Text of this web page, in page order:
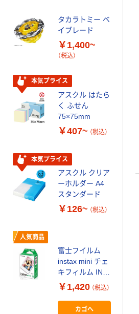
タカラトミー ベ
イブレード
￥1,400~
（税込）
本気プライス
アスクル はたら
く ふせん
75×75mm
￥407~ （税込）
本気プライス
アスクル クリア
ーホルダー A4
スタンダード
￥126~ （税込）
人気商品
富士フイルム
instax mini チェ
キフィルム INS
MINI JP1 1パッ
ク（10枚入り）
￥1,420 （税込）
カゴへ